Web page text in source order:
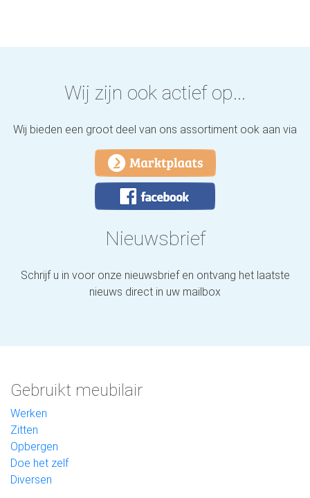
Wij zijn ook actief op...
Wij bieden een groot deel van ons assortiment ook aan via
Nieuwsbrief
Schrijf u in voor onze nieuwsbrief en ontvang het laatste
nieuws direct in uw mailbox
Gebruikt meubilair
Werken
Zitten
Opbergen
Doe het zelf
Diversen